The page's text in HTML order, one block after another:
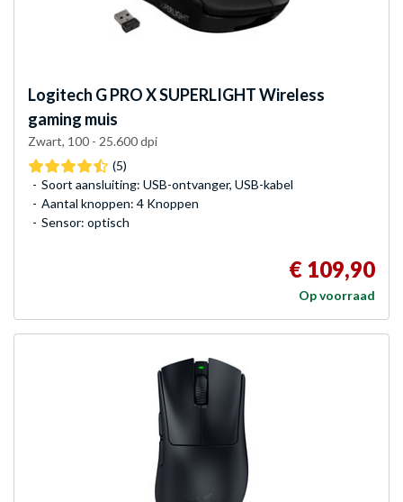
Logitech GPRO X SUPERLIGHT Wireless
gaming muis
Zwart, 100 - 25.600 dpi
(5)
Soort aansluiting: USB-ontvanger, USB-kabel
Aantal knoppen: 4 Knoppen
Sensor: optisch
€ 109,90
Op voorraad